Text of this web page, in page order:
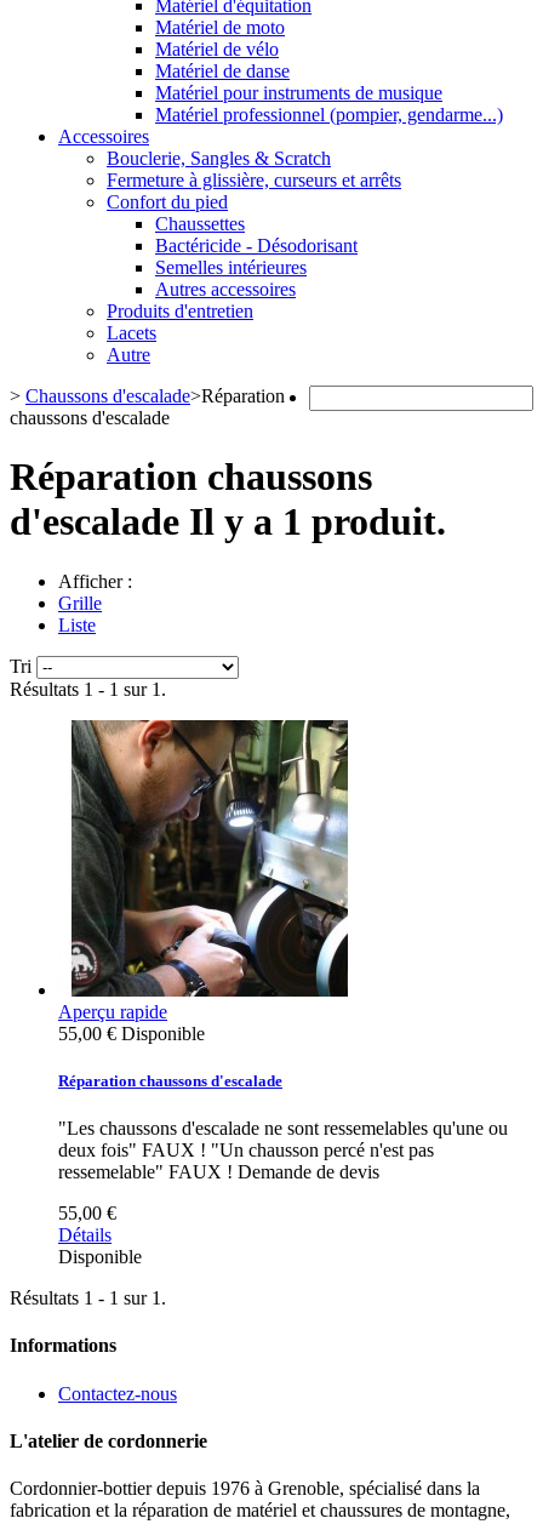
Matériel d'équitation
Matériel de moto
Matériel de vélo
Matériel de danse
Matériel pour instruments de musique
Matériel professionnel (pompier, gendarme...)
Accessoires
Bouclerie, Sangles & Scratch
Fermeture à glissière, curseurs et arrêts
Confort du pied
Chaussettes
Bactéricide - Désodorisant
Semelles intérieures
Autres accessoires
Produits d'entretien
Lacets
Autre
> Chaussons d'escalade>Réparation
chaussons d'escalade
Réparation chaussons
d'escalade Il y a 1 produit.
Afficher :
Grille
Liste
Tri
Résultats 1 - 1 sur 1.
Aperçu rapide
55,00 € Disponible
Réparation chaussons d'escalade
"Les chaussons d'escalade ne sont ressemelables qu'une ou
deux fois" FAUX ! "Un chausson percé n'est pas
ressemelable" FAUX ! Demande de devis
55,00 €
Détails
Disponible
Résultats 1 - 1 sur 1.
Informations
Contactez-nous
L'atelier de cordonnerie
Cordonnier-bottier depuis 1976 à Grenoble, spécialisé dans la
fabrication et la réparation de matériel et chaussures de montagne,